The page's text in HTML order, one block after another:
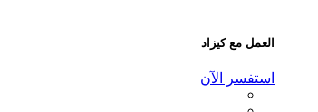
العمل مع كيزاد
استفسر الآن